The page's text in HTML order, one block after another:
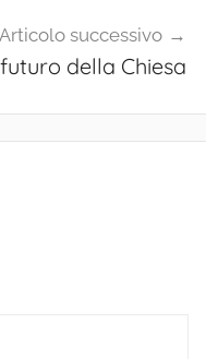
Articolo successivo
della Chiesa